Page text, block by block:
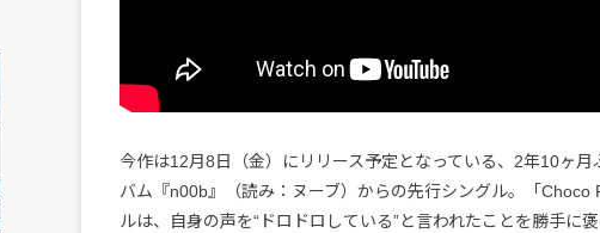
今作は12月8日（金）にリリース予定となっている、2年10ヶ月
バム『n00b』（読み：ヌーブ）からの先行シングル。「Choco
ルは、自身の声を“ドロドロしている”と言われたことを勝手に